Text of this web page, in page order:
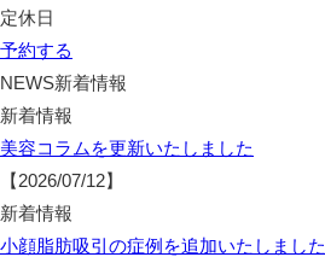
定休日
予約する
NEWS新着情報
新着情報
美容コラムを更新いたしました
【2026/07/12】
新着情報
小顔脂肪吸引の症例を追加いたしました